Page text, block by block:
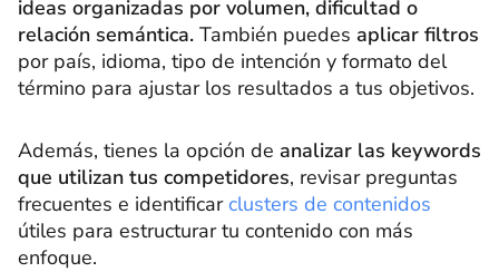
ideas organizadas por volumen, dificultad o
relación semántica. También puedes aplicar filtros
por país, idioma, tipo de intención y formato del
término para ajustar los resultados a tus objetivos.
Además, tienes la opción de analizar las keywords
que utilizan tus competidores, revisar preguntas
frecuentes e identificarclusters de contenidos
útiles para estructurar tu contenido con más
enfoque.